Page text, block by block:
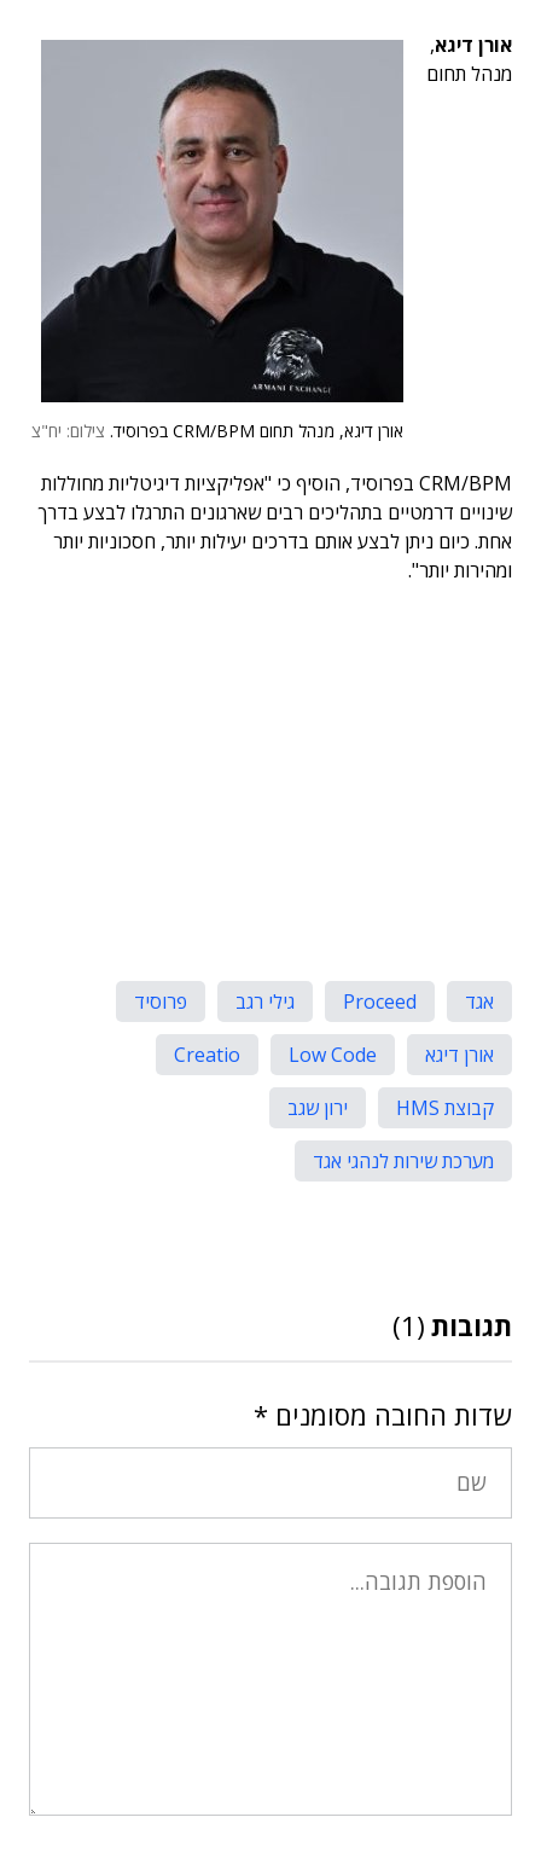
אורן דיגא, מנהל תחום CRM/BPM בפרוסיד. צילום: יח"צ
אורן דיגא,
מנהל תחום
CRM/BPM בפרוסיד, הוסיף כי "אפליקציות דיגיטליות מחוללות
שינויים דרמטיים בתהליכים רבים שארגונים התרגלו לבצע בדרך
אחת. כיום ניתן לבצע אותם בדרכים יעילות יותר, חסכוניות יותר
ומהירות יותר".
אגד Proceed גילי רגב
פרוסיד
אורן דיגא
Low Code
Creatio
קבוצת HMS
ירון שגב
מערכת שירות לנהגי אגד
תגובות (1)
שדות החובה מסומנים *